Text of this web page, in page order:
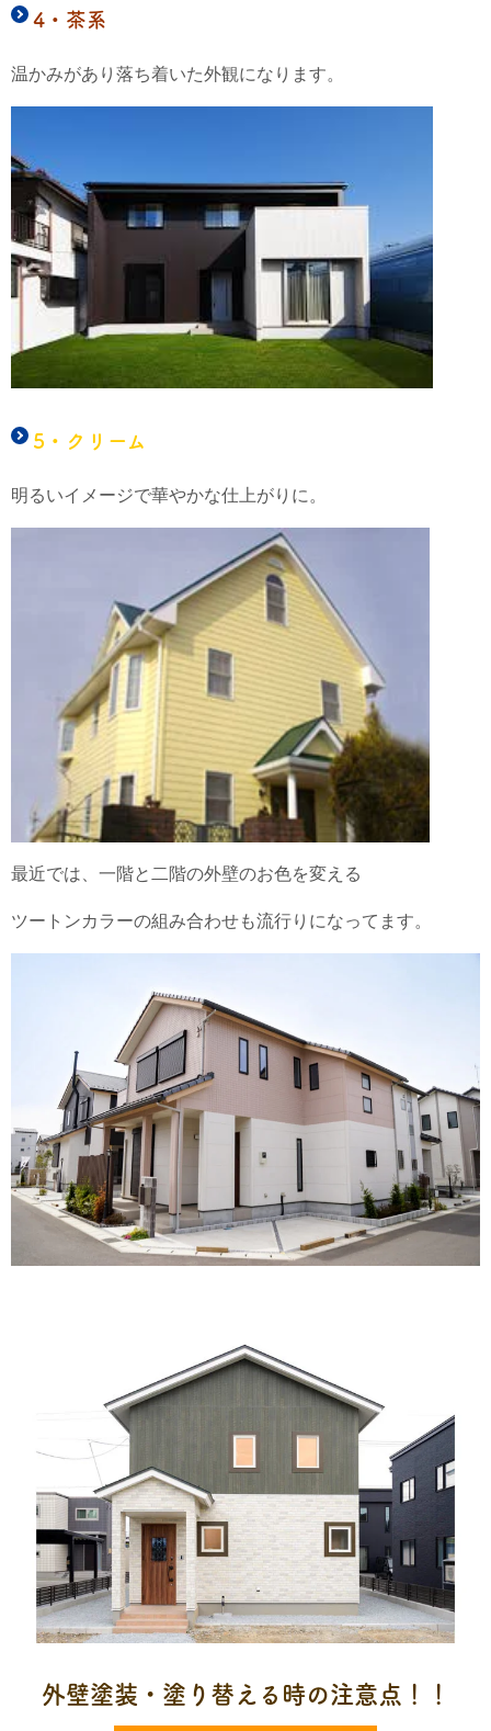
4・茶系
温かみがあり落ち着いた外観になります。
5・クリーム
明るいイメージで華やかな仕上がりに。
最近では、一階と二階の外壁のお色を変える
ツートンカラーの組み合わせも流行りになってます。
外壁塗装・塗り替える時の注意点！！